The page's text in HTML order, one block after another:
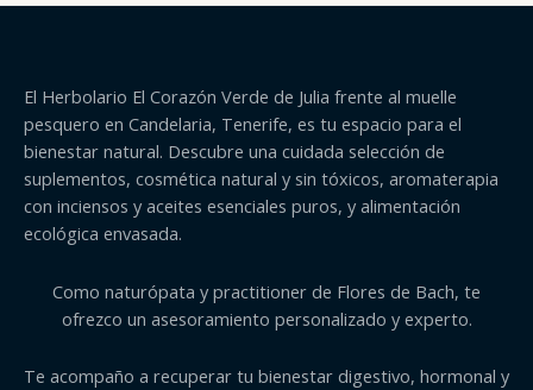
El Herbolario El Corazón Verde de Julia frente al muelle
pesquero en Candelaria, Tenerife, es tu espacio para el
bienestar natural. Descubre una cuidada selección de
suplementos, cosmética natural y sin tóxicos, aromaterapia
con inciensos y aceites esenciales puros, y alimentación
ecológica envasada.
Como naturópata y practitioner de Flores de Bach, te
ofrezco un asesoramiento personalizado y experto.
Te acompaño a recuperar tu bienestar digestivo, hormonal y